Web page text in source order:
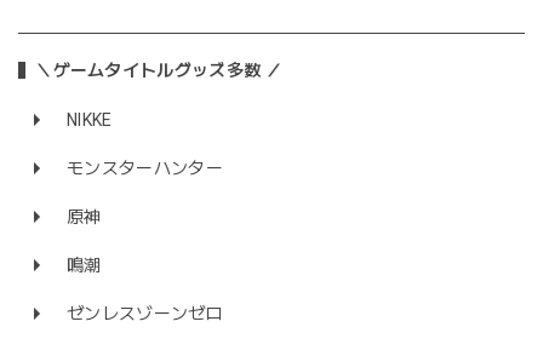
＼ゲームタイトルグッズ多数 ／
NIKKE
モンスターハンター
原神
鳴潮
ゼンレスゾーンゼロ